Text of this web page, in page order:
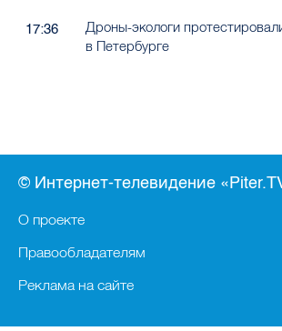
17:36
Дроны-экологи
в Петербурге
© Интернет-телевидение
О проекте
Правообладателям
Реклама на сайте